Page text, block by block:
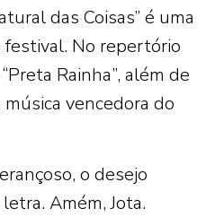
das Coisas” é uma
festival. No repertório
Rainha”, além de
música vencedora do
o desejo
Amém, Jota.